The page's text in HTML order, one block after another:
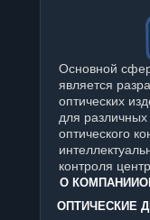
Основной
является
оптических
для
оптического
контроля
О КОМПАНИИ
ОПТИЧЕСКИЕ